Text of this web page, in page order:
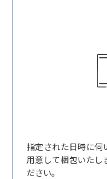
指定された日時に伺
用意して梱包いたし
ださい。